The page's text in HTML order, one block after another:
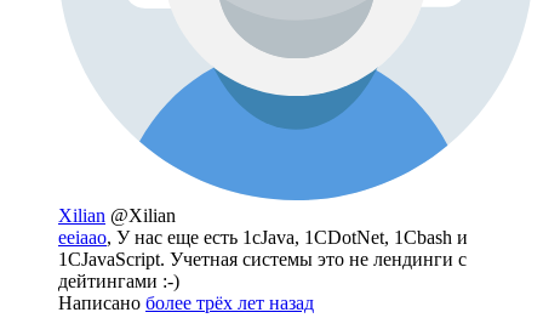
Xilian @Xilian
eeiaao, У нас еще есть 1cJava, 1CDotNet, 1Cbash и
1СJavaScript. Учетная системы это не лендинги с
дейтингами :-)
Написано более трёх лет назад